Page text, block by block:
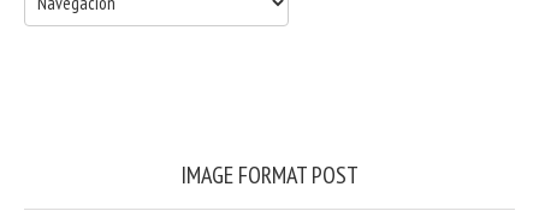
IMAGE FORMAT POST